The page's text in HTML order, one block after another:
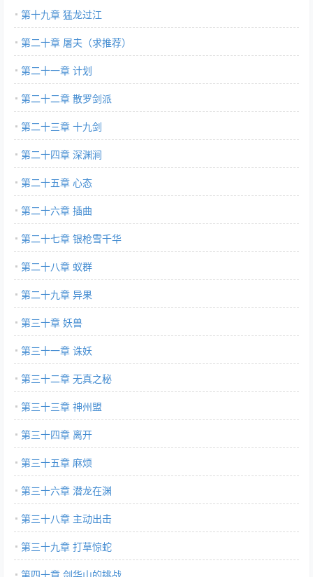
第十九章 猛龙过江
第二十章 屠夫（求推荐）
第二十一章 计划
第二十二章 散罗剑派
第二十三章 十九剑
第二十四章 深渊涧
第二十五章 心态
第二十六章 插曲
第二十七章 银枪雪千华
第二十八章 蚁群
第二十九章 异果
第三十章 妖兽
第三十一章 诛妖
第三十二章 无真之秘
第三十三章 神州盟
第三十四章 离开
第三十五章 麻烦
第三十六章 潜龙在渊
第三十八章 主动出击
第三十九章 打草惊蛇
第四十章 剑华山的挑战